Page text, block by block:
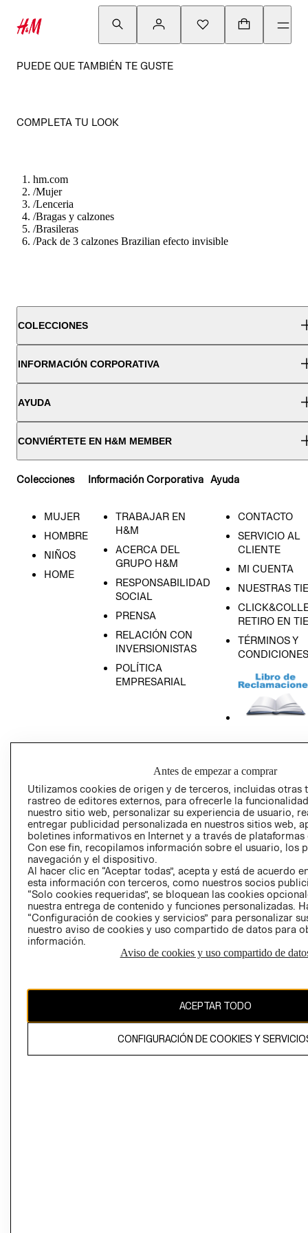
PUEDE QUE TAMBIÉN TE GUSTE
COMPLETA TU LOOK
hm.com
/Mujer
/Lenceria
/Bragas y calzones
/Brasileras
/Pack de 3 calzones Brazilian efecto invisible
COLECCIONES
INFORMACIÓN CORPORATIVA
AYUDA
CONVIÉRTETE EN H&M MEMBER
Colecciones
MUJER
HOMBRE
NIÑOS
HOME
Información Corporativa
TRABAJAR EN
H&M
ACERCA DEL
GRUPO H&M
RESPONSABILIDAD
SOCIAL
PRENSA
RELACIÓN CON
INVERSIONISTAS
POLÍTICA
EMPRESARIAL
Ayuda
CONTACTO
SERVICIO AL
CLIENTE
MI CUENTA
NUESTRAS
RETIRO EN
TÉRMINOS Y
CONDICIONES
GIFT CARD
AVISO DE
Perú (S/)
CAMBIAR REGIÓN
propiedad de H&M Hennes & Mauritz AB
Antes de empezar a comprar
Utilizamos cookies de origen y de terceros, incluidas otras
rastreo de editores externos, para ofrecerle la
nuestro sitio web, personalizar su experiencia de usuario,
entregar publicidad personalizada en nuestros sitios web,
boletines informativos en Internet y a través de plataformas
Con ese fin, recopilamos información sobre el usuario, los
navegación y el dispositivo.
Al hacer clic en “Aceptar todas”, acepta y está de acuerdo
esta información con terceros, como nuestros socios
“Solo cookies requeridas”, se bloquean las cookies
nuestra entrega de contenido y funciones personalizadas.
“Configuración de cookies y servicios” para personalizar
nuestro aviso de cookies y uso compartido de datos para
información.
Aviso de cookies y uso compartido de
ACEPTAR TODO
CONFIGURACIÓN DE COOKIES Y